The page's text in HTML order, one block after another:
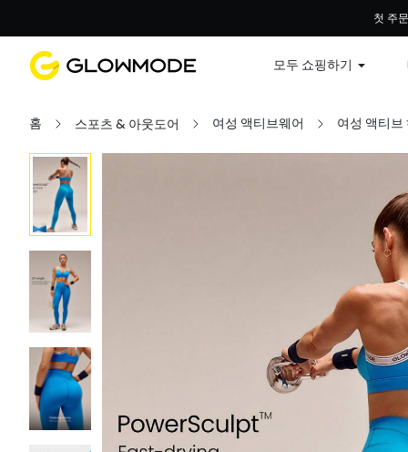
첫 주
모두 쇼핑하기
홈 스포츠 & 아웃도어 여성 액티브웨어 여성 액티브